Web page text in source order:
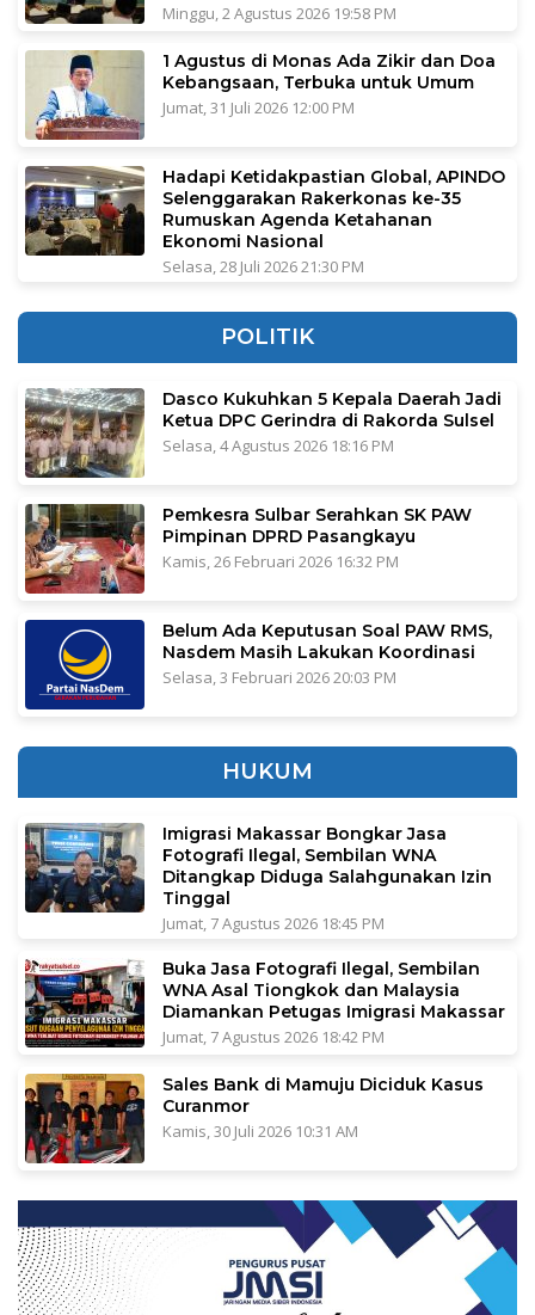
Minggu, 2 Agustus 2026 19:58 PM
1 Agustus di Monas Ada Zikir dan Doa
Kebangsaan, Terbuka untuk Umum
Jumat, 31 Juli 2026 12:00 PM
Hadapi Ketidakpastian Global, APINDO
Selenggarakan Rakerkonas ke-35
Rumuskan Agenda Ketahanan
Ekonomi Nasional
Selasa, 28 Juli 2026 21:30 PM
POLITIK
Dasco Kukuhkan 5 Kepala Daerah Jadi
Ketua DPC Gerindra di Rakorda Sulsel
Selasa, 4 Agustus 2026 18:16 PM
Pemkesra Sulbar Serahkan SK PAW
Pimpinan DPRD Pasangkayu
Kamis, 26 Februari 2026 16:32 PM
Belum Ada Keputusan Soal PAW RMS,
Nasdem Masih Lakukan Koordinasi
Selasa, 3 Februari 2026 20:03 PM
HUKUM
Imigrasi Makassar Bongkar Jasa
Fotografi Ilegal, Sembilan WNA
Ditangkap Diduga Salahgunakan Izin
Tinggal
Jumat, 7 Agustus 2026 18:45 PM
Buka Jasa Fotografi Ilegal, Sembilan
WNA Asal Tiongkok dan Malaysia
Diamankan Petugas Imigrasi Makassar
Jumat, 7 Agustus 2026 18:42 PM
Sales Bank di Mamuju Diciduk Kasus
Curanmor
Kamis, 30 Juli 2026 10:31 AM